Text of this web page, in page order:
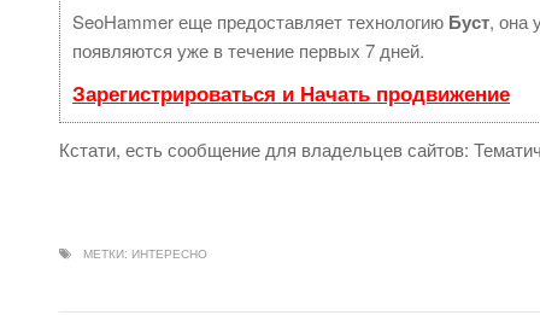
SeoHammer еще предоставляет технологию Буст, она
появляются уже в течение первых 7 дней.
Зарегистрироваться и Начать продвижение
Кстати, есть сообщение для владельцев сайтов:
МЕТКИ: ИНТЕРЕСНО